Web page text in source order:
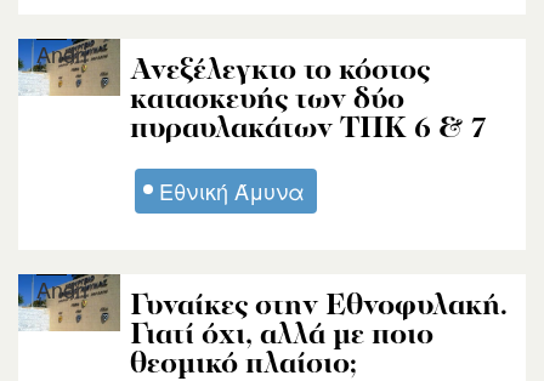
Ανεξέλεγκτο το κόστος
κατασκευής των δύο
πυραυλακάτων ΤΠΚ 6 & 7
Εθνική Άμυνα
Andri
Γυναίκες στην Εθνοφυλακή.
Γιατί όχι, αλλά με ποιο
θεσμικό πλαίσιο;
Andri